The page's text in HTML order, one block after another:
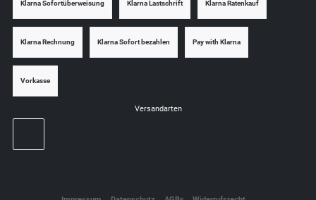
Klarna Sofortüberweisung Klarna Lastschrift Klarna Ratenkauf
Klarna Rechnung Klarna Sofort bezahlen Pay with Klarna
Vorkasse
Versandarten